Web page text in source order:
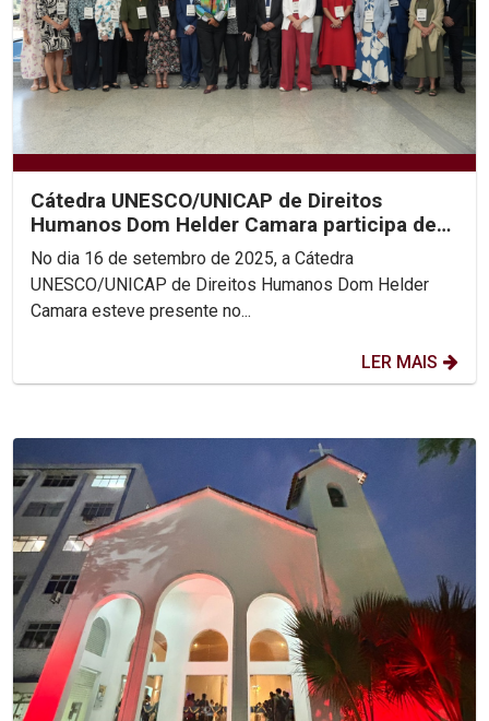
Cátedra UNESCO/UNICAP de Direitos
Humanos Dom Helder Camara participa de
Encontro Nacional das...
No dia 16 de setembro de 2025, a Cátedra
UNESCO/UNICAP de Direitos Humanos Dom Helder
Camara esteve presente no...
LER MAIS